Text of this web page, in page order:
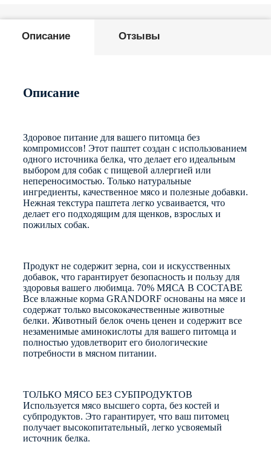
Описание Отзывы
Описание
Здоровое питание для вашего питомца без
компромиссов! Этот паштет создан с использованием
одного источника белка, что делает его идеальным
выбором для собак с пищевой аллергией или
непереносимостью. Только натуральные
ингредиенты, качественное мясо и полезные добавки.
Нежная текстура паштета легко усваивается, что
делает его подходящим для щенков, взрослых и
пожилых собак.
Продукт не содержит зерна, сои и искусственных
добавок, что гарантирует безопасность и пользу для
здоровья вашего любимца. 70% МЯСА В СОСТАВЕ
Все влажные корма GRANDORF основаны на мясе и
содержат только высококачественные животные
белки. Животный белок очень ценен и содержит все
незаменимые аминокислоты для вашего питомца и
полностью удовлетворит его биологические
потребности в мясном питании.
ТОЛЬКО МЯСО БЕЗ СУБПРОДУКТОВ
Используется мясо высшего сорта, без костей и
субпродуктов. Это гарантирует, что ваш питомец
получает высокопитательный, легко усвояемый
источник белка.